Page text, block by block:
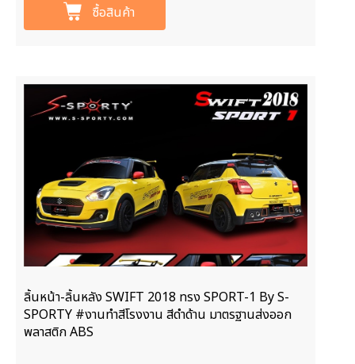
ซื้อสินค้า
ลิ้นหน้า-ลิ้นหลัง SWIFT 2018 ทรง SPORT-1 By S-
SPORTY #งานทำสีโรงงาน สีดำด้าน มาตรฐานส่งออก
พลาสติก ABS